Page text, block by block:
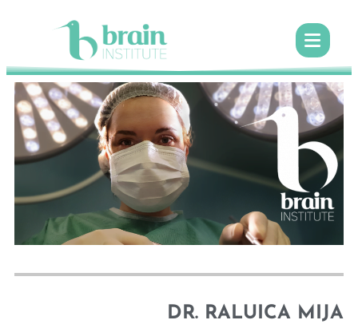
DR. RALUICA MIJA